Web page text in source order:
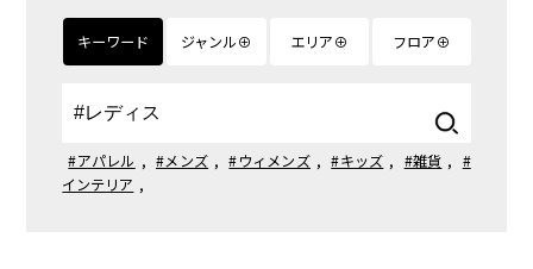
キーワード ジャンル⊕ エリア⊕ フロア⊕
#アパレル , #メンズ , #ウィメンズ , #キッズ , #雑貨 , #
インテリア ,